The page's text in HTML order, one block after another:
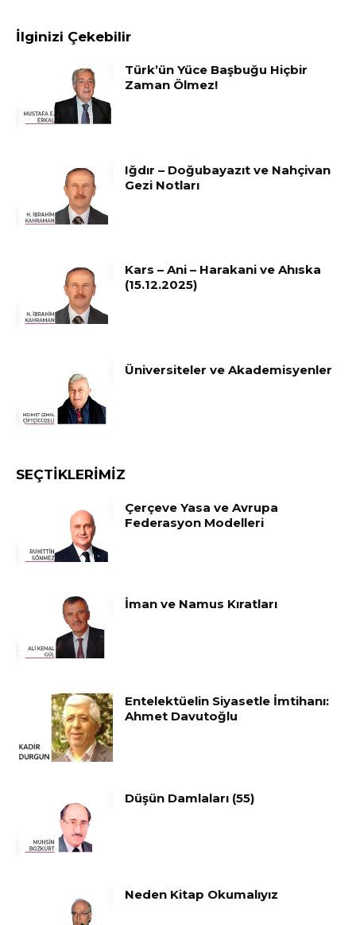
İlginizi Çekebilir
Türk’ün Yüce Başbuğu Hiçbir
Zaman Ölmez!
Iğdır – Doğubayazıt ve Nahçivan
Gezi Notları
Kars – Ani – Harakani ve Ahıska
(15.12.2025)
Üniversiteler ve Akademisyenler
SEÇTIKLERIMIZ
Çerçeve Yasa ve Avrupa
Federasyon Modelleri
İman ve Namus Kıratları
Entelektüelin Siyasetle İmtihanı:
Ahmet Davutoğlu
Düşün Damlaları (55)
Neden Kitap Okumalıyız